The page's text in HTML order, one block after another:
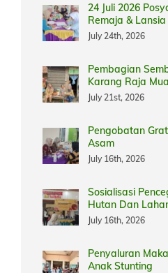
24 Juli 2026
Remaja & Lansia
July 24th, 2026
Pembagian
Karang Raja
July 21st, 2026
Pengobatan
Asam
July 16th, 2026
Sosialisasi
Hutan Dan
July 16th, 2026
Penyaluran
Anak Stunting